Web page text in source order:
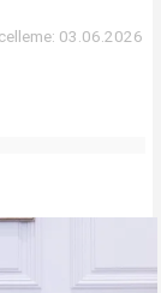
03.06.2026